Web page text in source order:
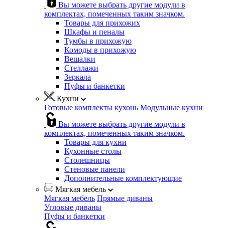
Вы можете выбрать другие модули в
комплектах, помеченных таким значком.
Товары для прихожих
Шкафы и пеналы
Тумбы в прихожую
Комоды в прихожую
Вешалки
Стеллажи
Зеркала
Пуфы и банкетки
Кухни
Готовые комплекты кухонь Модульные кухни
Вы можете выбрать другие модули в
комплектах, помеченных таким значком.
Товары для кухни
Кухонные столы
Столешницы
Стеновые панели
Дополнительные комплектующие
Мягкая мебель
Мягкая мебель Прямые диваны
Угловые диваны
Пуфы и банкетки